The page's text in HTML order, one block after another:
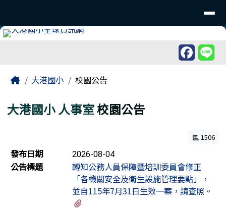
主內容區域
Home大港國小 校園公告
大港國小 人事室校園公告
1506
新聞列表
發布日期 2026-08-04
公告標題
轉知公務人員保障暨培訓委員會修正
「各機關安全及衛生設施管理要點」，
並自115年7月31日生效一案，請查照。
頁尾區域